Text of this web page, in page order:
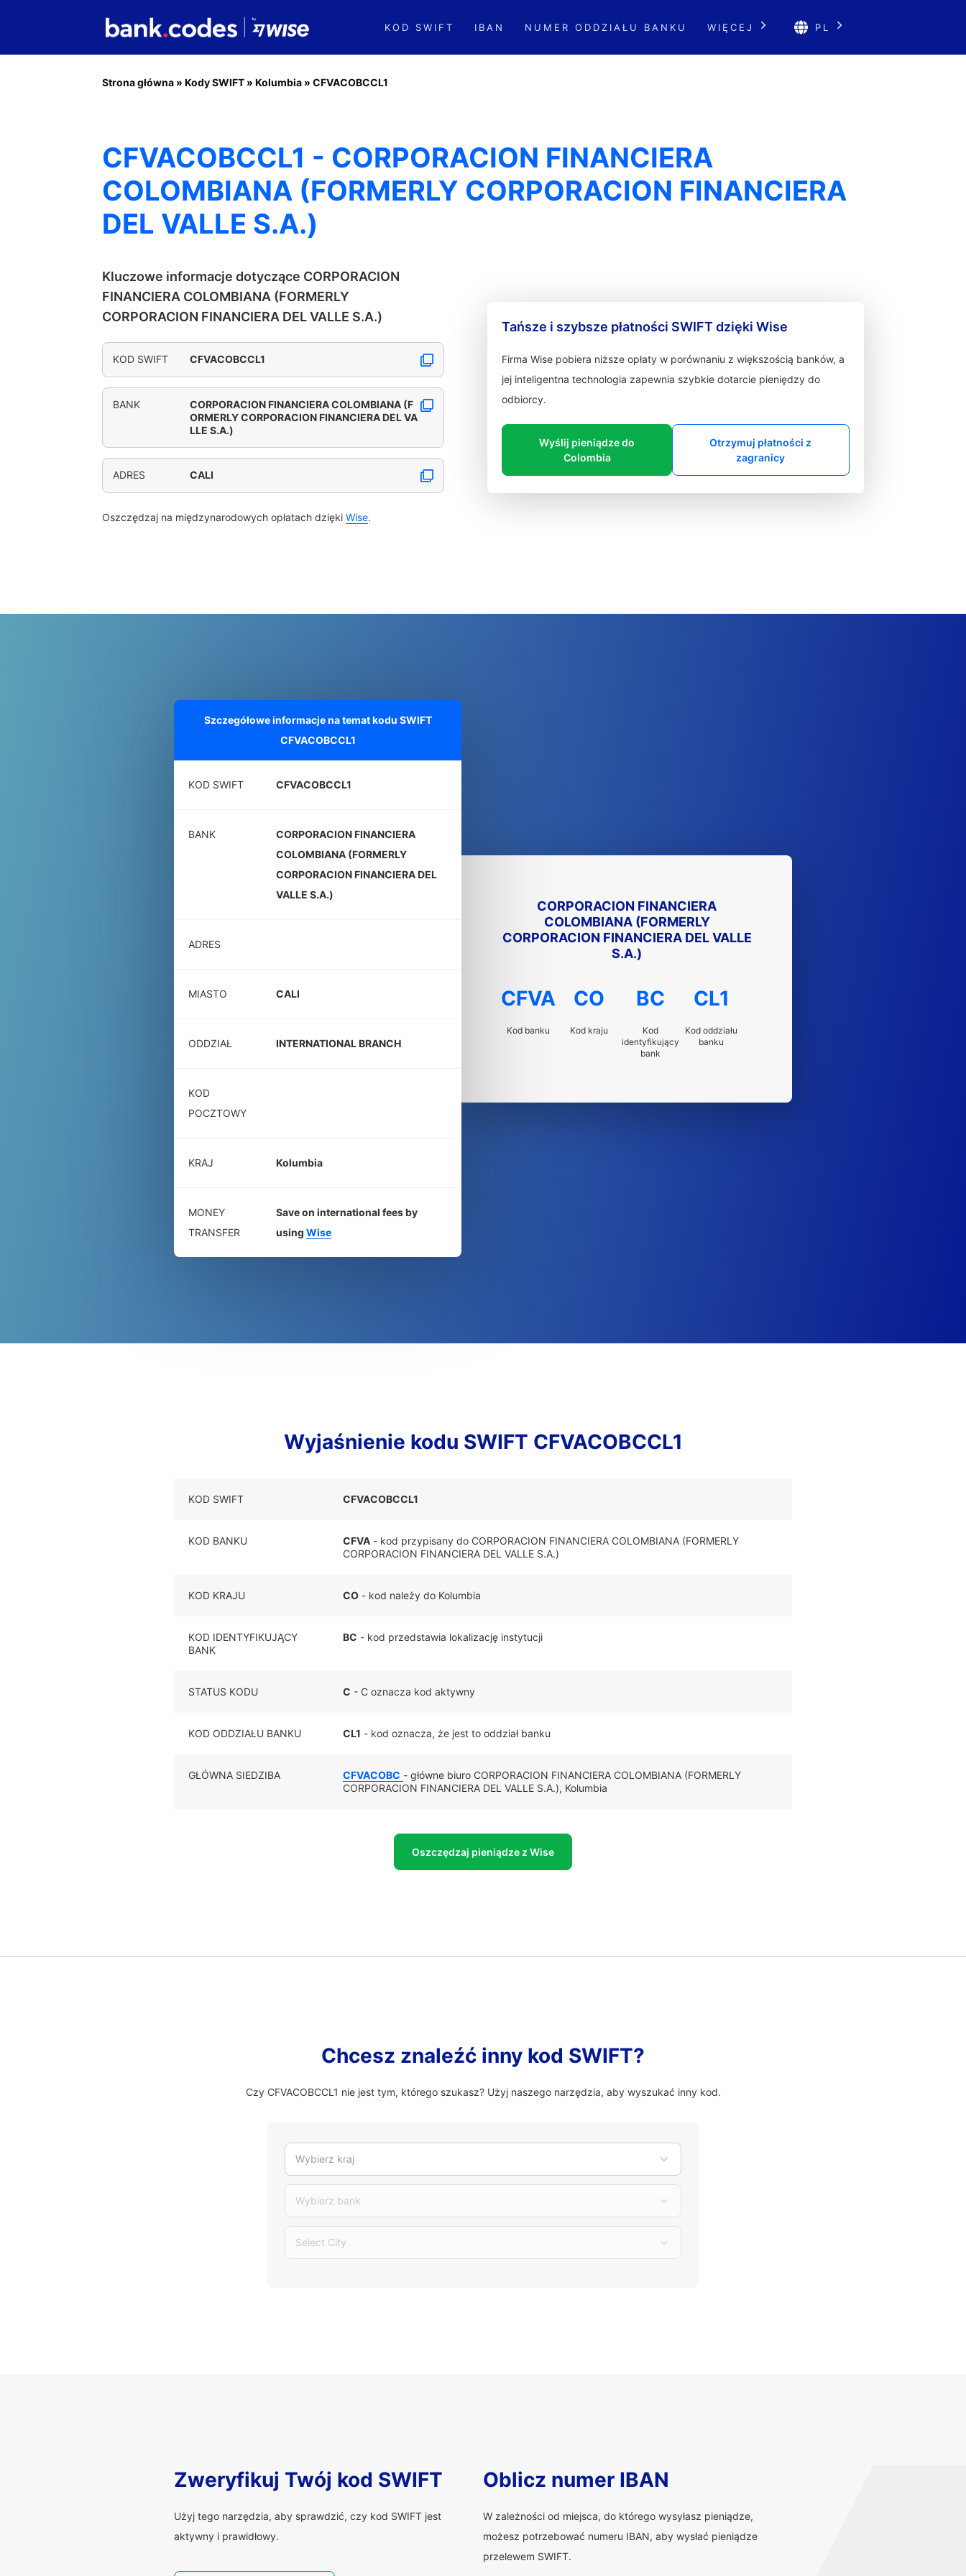
KOD SWIFT IBAN NUMER ODDZIAŁU BANKU WIĘCEJ PL
Strona główna » Kody SWIFT » Kolumbia » CFVACOBCCL1
CFVACOBCCL1 - CORPORACION FINANCIERA
COLOMBIANA (FORMERLY CORPORACION FINANCIERA
DEL VALLE S.A.)
Kluczowe informacje dotyczące CORPORACION
FINANCIERA COLOMBIANA (FORMERLY
CORPORACION FINANCIERA DEL VALLE S.A.)
KOD SWIFT CFVACOBCCL1
BANK
CORPORACION FINANCIERA COLOMBIANA (F
ORMERLY CORPORACION FINANCIERA DEL VA
LLE S.A.)
ADRES CALI
Oszczędzaj na międzynarodowych opłatach dzięki Wise.
Tańsze i szybsze płatności SWIFT dzięki Wise
Firma Wise pobiera niższe opłaty w porównaniu z większością banków, a
jej inteligentna technologia zapewnia szybkie dotarcie pieniędzy do
odbiorcy.
Wyślij pieniądze do
Colombia
Otrzymuj płatności z
zagranicy
Szczegółowe informacje na temat kodu SWIFT
CFVACOBCCL1
KOD SWIFT CFVACOBCCL1
BANK
CORPORACION FINANCIERA
COLOMBIANA (FORMERLY
CORPORACION FINANCIERA DEL
VALLE S.A.)
ADRES
MIASTO CALI
ODDZIAŁ INTERNATIONAL BRANCH
KOD
POCZTOWY
KRAJ Kolumbia
MONEY
TRANSFER
Save on international fees by
using Wise
CORPORACION FINANCIERA
COLOMBIANA (FORMERLY
CORPORACION FINANCIERA DEL VALLE
S.A.)
CFVA
Kod banku
CO
Kod kraju
BC
Kod
identyfikujący
bank
CL1
Kod oddziału
banku
Wyjaśnienie kodu SWIFT CFVACOBCCL1
KOD SWIFT CFVACOBCCL1
KOD BANKU CFVA - kod przypisany do CORPORACION FINANCIERA COLOMBIANA (FORMERLY
CORPORACION FINANCIERA DEL VALLE S.A.)
KOD KRAJU CO - kod należy do Kolumbia
KOD IDENTYFIKUJĄCY
BANK
BC - kod przedstawia lokalizację instytucji
STATUS KODU C - C oznacza kod aktywny
KOD ODDZIAŁU BANKU CL1 - kod oznacza, że jest to oddział banku
GŁÓWNA SIEDZIBA CFVACOBC - główne biuro CORPORACION FINANCIERA COLOMBIANA (FORMERLY
CORPORACION FINANCIERA DEL VALLE S.A.), Kolumbia
Oszczędzaj pieniądze z Wise
Chcesz znaleźć inny kod SWIFT?
Czy CFVACOBCCL1 nie jest tym, którego szukasz? Użyj naszego narzędzia, aby wyszukać inny kod.
Wybierz kraj
Wybierz bank
Select City
Zweryfikuj Twój kod SWIFT
Użyj tego narzędzia, aby sprawdzić, czy kod SWIFT jest
aktywny i prawidłowy.
Oblicz numer IBAN
W zależności od miejsca, do którego wysyłasz pieniądze,
możesz potrzebować numeru IBAN, aby wysłać pieniądze
przelewem SWIFT.